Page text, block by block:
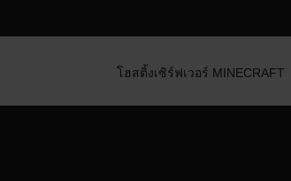
โฮสติ้งเซิร์ฟเวอร์ MINECRAFT